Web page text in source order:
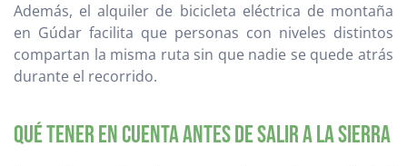
Además, el alquiler de bicicleta eléctrica de montaña
en Gúdar facilita que personas con niveles distintos
compartan la misma ruta sin que nadie se quede atrás
durante el recorrido.
Qué tener en cuenta antes de salir a la sierra